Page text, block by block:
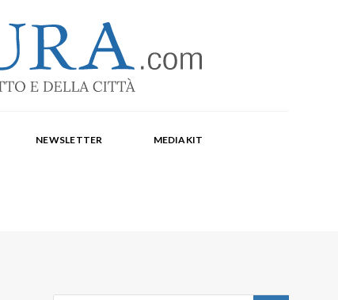
NEWSLETTER MEDIAKIT